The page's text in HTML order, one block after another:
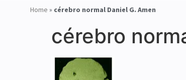
Home » cérebro normal Daniel G. Amen
cérebro